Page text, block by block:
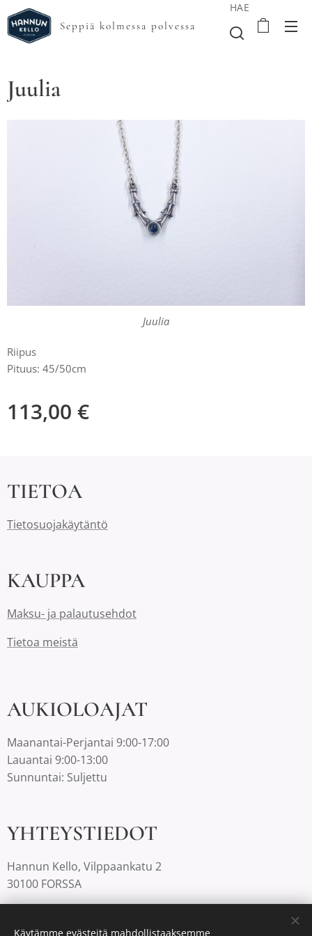
Seppiä kolmessa polvessa
HAE
Juulia
Juulia
Riipus
Pituus: 45/50cm
113,00 €
TIETOA
Tietosuojakäytäntö
KAUPPA
Maksu- ja palautusehdot
Tietoa meistä
AUKIOLOAJAT
Maanantai-Perjantai 9:00-17:00
Lauantai 9:00-13:00
Sunnuntai: Suljettu
YHTEYSTIEDOT
Hannun Kello, Vilppaankatu 2
30100 FORSSA
Käytämme evästeitä mahdollistaaksemme